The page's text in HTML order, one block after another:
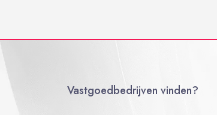
Vastgoedbedrijven vinden?